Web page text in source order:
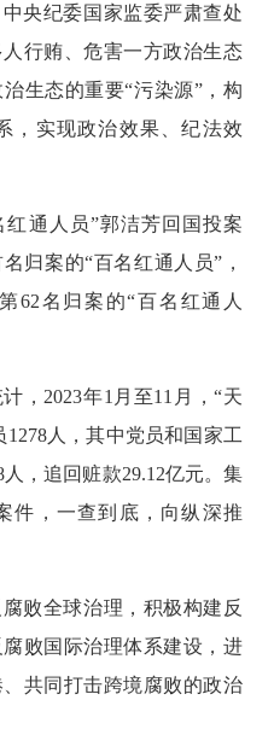
央纪委国家监委严肃查处
行贿、危害一方政治生态
生态的重要“污染源”，构
，实现政治效果、纪法效
红通人员”郭洁芳回国投案
归案的“百名红通人员”，
62名归案的“百名红通人
，2023年1月至11月，“天
1278人，其中党员和国家工
，追回赃款29.12亿元。集
件，一查到底，向纵深推
败全球治理，积极构建反
败国际治理体系建设，进
共同打击跨境腐败的政治